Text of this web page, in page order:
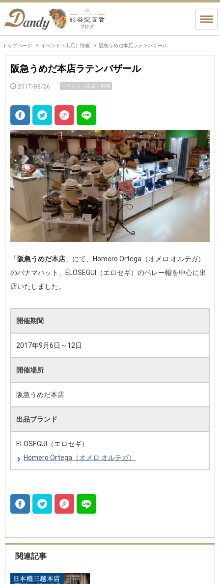
トップページ イベント（出店）情報 阪急うめだ本店ラテンバザール
阪急うめだ本店ラテンバザール
2017/08/26 イベント（出店）情報
「 阪急うめだ本店 」にて、Homero Ortega（オメロ オルテガ）
のパナマハット、ELOSEGUI（エロセギ）のベレー帽を中心に出
店いたしました。
開催期間
2017年9月6日～12日
開催場所
阪急うめだ本店
出品ブランド
ELOSEGUI（エロセギ）
Homero Ortega（オメロ オルテガ）
関連記事